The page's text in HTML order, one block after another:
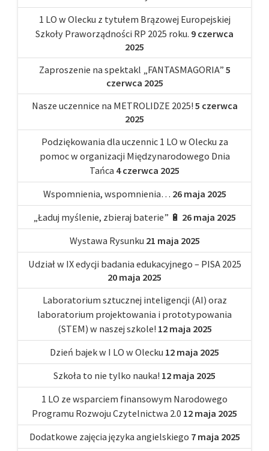
1 LO w Olecku z tytułem Brązowej Europejskiej
Szkoły Praworządności RP 2025 roku. 9 czerwca
2025
Zaproszenie na spektakl „FANTASMAGORIA” 5
czerwca 2025
Nasze uczennice na METROLIDZE 2025! 5 czerwca
2025
Podziękowania dla uczennic 1 LO w Olecku za
pomoc w organizacji Międzynarodowego Dnia
Tańca 4 czerwca 2025
Wspomnienia, wspomnienia… 26 maja 2025
„Ładuj myślenie, zbieraj baterie” 🔋 26 maja 2025
Wystawa Rysunku 21 maja 2025
Udział w IX edycji badania edukacyjnego – PISA 2025
20 maja 2025
Laboratorium sztucznej inteligencji (AI) oraz
laboratorium projektowania i prototypowania
(STEM) w naszej szkole! 12 maja 2025
Dzień bajek w I LO w Olecku 12 maja 2025
Szkoła to nie tylko nauka! 12 maja 2025
1 LO ze wsparciem finansowym Narodowego
Programu Rozwoju Czytelnictwa 2.0 12 maja 2025
Dodatkowe zajęcia języka angielskiego 7 maja 2025